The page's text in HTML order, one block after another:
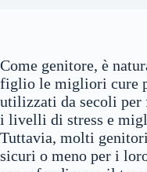
Come genitore, è
figlio le migliori cure
utilizzati da secoli
i livelli di stress e
Tuttavia, molti
sicuri o meno per i